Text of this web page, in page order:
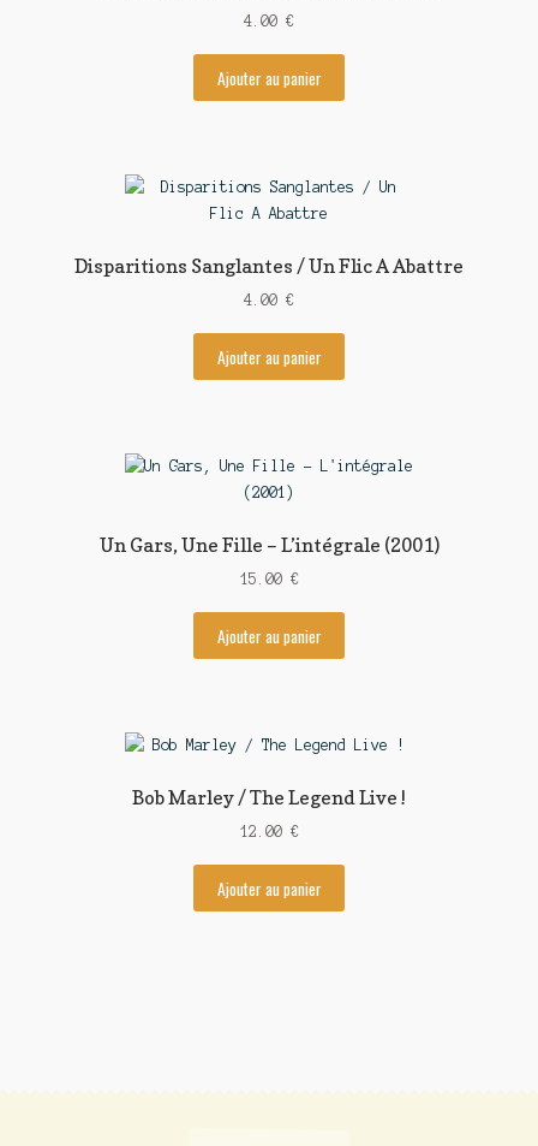
4.00 €
Ajouter au panier
Disparitions Sanglantes / Un Flic A Abattre
4.00 €
Ajouter au panier
Un Gars, Une Fille – L’intégrale (2001)
15.00 €
Ajouter au panier
Bob Marley / The Legend Live !
12.00 €
Ajouter au panier